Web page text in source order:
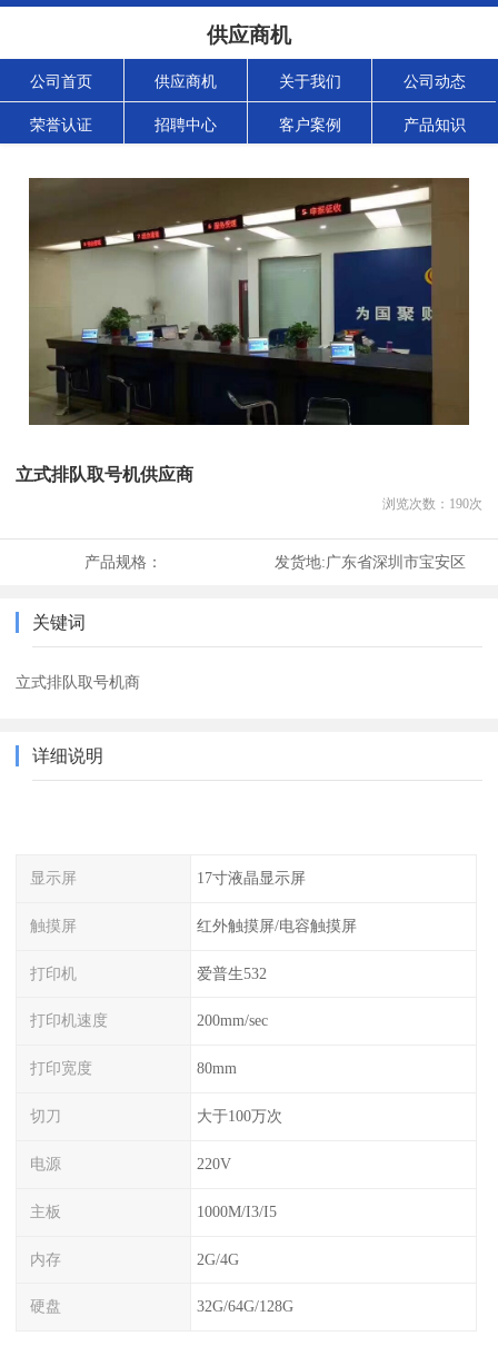
供应商机
公司首页 供应商机 关于我们 公司动态
荣誉认证 招聘中心 客户案例 产品知识
立式排队取号机供应商
浏览次数： 190次
产品规格： 发货地:广东省深圳市宝安区
关键词
立式排队取号机商
详细说明
显示屏 17寸液晶显示屏
触摸屏 红外触摸屏/电容触摸屏
打印机 爱普生532
打印机速度 200mm/sec
打印宽度 80mm
切刀 大于100万次
电源 220V
主板 1000M/I3/I5
内存 2G/4G
硬盘 32G/64G/128G